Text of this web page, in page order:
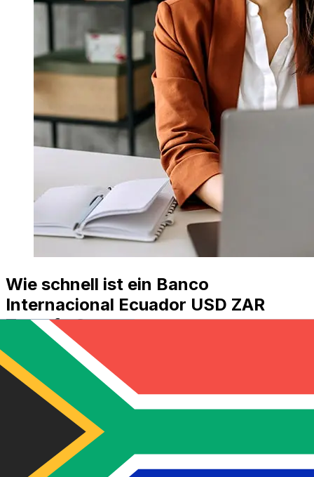
Wie schnell ist ein Banco
Internacional Ecuador USD ZAR
Transfer?
Die Lieferzeiten für internationale Überweisungen mit
Banco Internacional Ecuador von Vereinigte Staaten bis
Südafrika variieren je nach Zahlungsmethode und
Transaktionszeit. In der Regel dauern internationale
Banküberweisungen 1 bis 5 Werktage. Faktoren wie
Feiertage und Sicherheitskontrollen können ebenfalls
die Zustellung beeinflussen. Überprüfen Sie Banco
Internacional EcuadorStichtagszeiten, um
Verzögerungen zu vermeiden.